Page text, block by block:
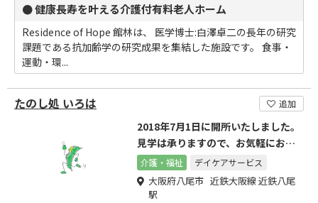
● 健康長寿を叶える介護付有料老人ホーム
Residence of Hope 館林は、 医学博士:白澤卓二の長年の研究
課題である抗加齢学の研究成果を集結した施設です。 食事・
運動・環...
たのし処 いろは 追加
2018年7月1日に開所いたしました。
見学は承りますので、お気軽にお問
い合わせください。
介護・福祉 デイケアサービス
大阪府八尾市 近鉄大阪線 近鉄八尾
駅